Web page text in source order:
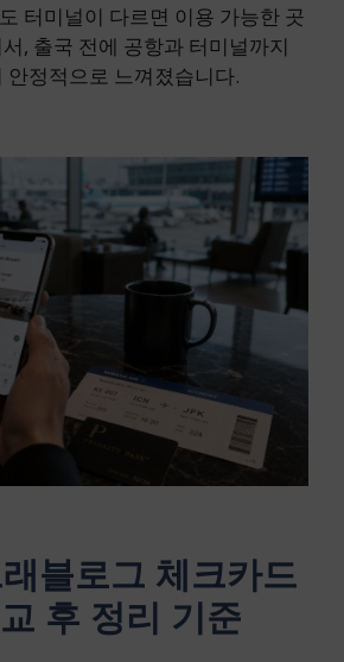
터미널이 다르면 이용 가능한 곳
, 출국 전에 공항과 터미널까지
안정적으로 느껴졌습니다.
블로그 체크카드
후 정리 기준